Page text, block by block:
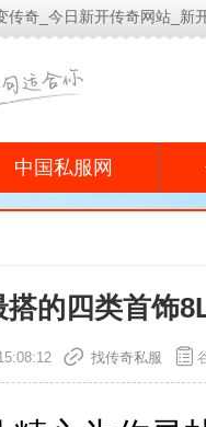
奇_今日新开传奇网站_新
中国私服网
的四类首饰
找传奇私服